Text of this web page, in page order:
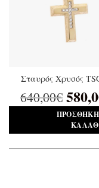
Σταυρός Χρυσός
640,00€